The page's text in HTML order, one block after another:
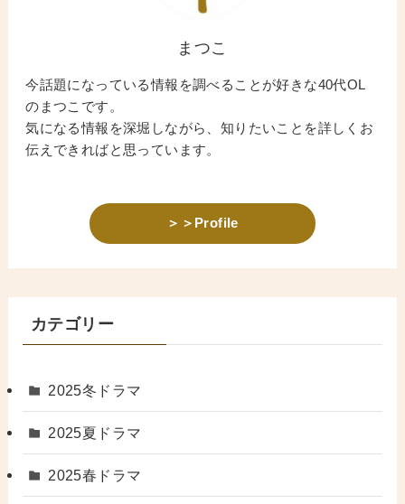
まつこ
今話題になっている情報を調べることが好きな40代OL
のまつこです。
気になる情報を深堀しながら、知りたいことを詳しくお
伝えできればと思っています。
＞＞Profile
カテゴリー
2025冬ドラマ
2025夏ドラマ
2025春ドラマ